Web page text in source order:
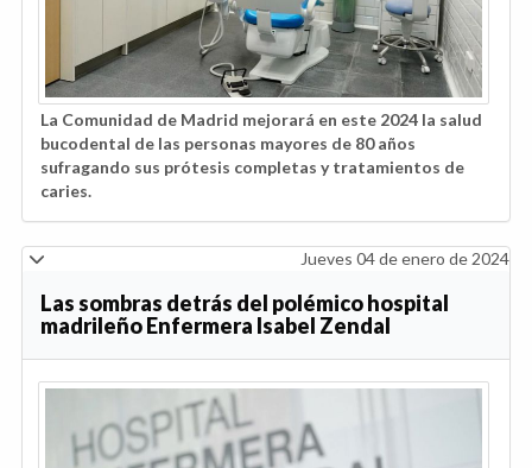
La Comunidad de Madrid mejorará en este 2024 la salud
bucodental de las personas mayores de 80 años
sufragando sus prótesis completas y tratamientos de
caries.
Jueves 04 de enero de 2024
Las sombras detrás del polémico hospital
madrileño Enfermera Isabel Zendal